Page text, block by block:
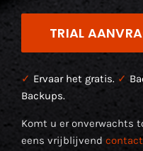
TRIAL
✓ Ervaar het gratis. ✓
Backups.
Komt u er onverwachts
eens vrijblijvend contact